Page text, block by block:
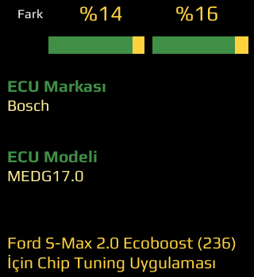
Fark %14 %16
ECU Markası
Bosch
ECU Modeli
MEDG17.0
Ford S-Max 2.0 Ecoboost (236)
İçin Chip Tuning Uygulaması